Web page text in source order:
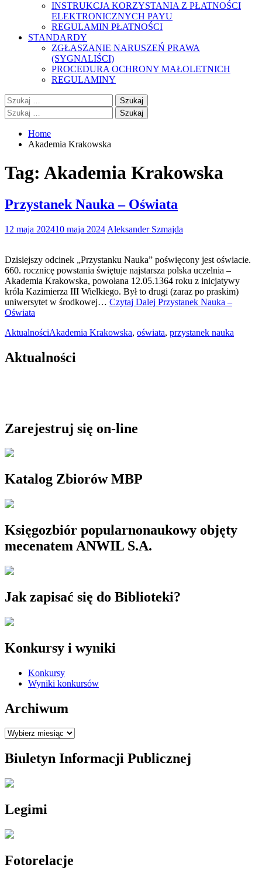
INSTRUKCJA KORZYSTANIA Z PŁATNOŚCI
ELEKTRONICZNYCH PAYU
REGULAMIN PŁATNOŚCI
STANDARDY
ZGŁASZANIE NARUSZEŃ PRAWA
(SYGNALIŚCI)
PROCEDURA OCHRONY MAŁOLETNICH
REGULAMINY
Szukaj:
Szukaj:
Home
Akademia Krakowska
Tag: Akademia Krakowska
Przystanek Nauka – Oświata
12 maja 202410 maja 2024 Aleksander Szmajda
Dzisiejszy odcinek „Przystanku Nauka” poświęcony jest oświacie.
660. rocznicę powstania świętuje najstarsza polska uczelnia –
Akademia Krakowska, powołana 12.05.1364 roku z inicjatywy
króla Kazimierza III Wielkiego. Był to drugi (zaraz po praskim)
uniwersytet w środkowej… Czytaj Dalej Przystanek Nauka –
Oświata
AktualnościAkademia Krakowska, oświata, przystanek nauka
Aktualności
Zarejestruj się on-line
Katalog Zbiorów MBP
Księgozbiór popularnonaukowy objęty
mecenatem ANWIL S.A.
Jak zapisać się do Biblioteki?
Konkursy i wyniki
Konkursy
Wyniki konkursów
Archiwum
Archiwum
Biuletyn Informacji Publicznej
Legimi
Fotorelacje